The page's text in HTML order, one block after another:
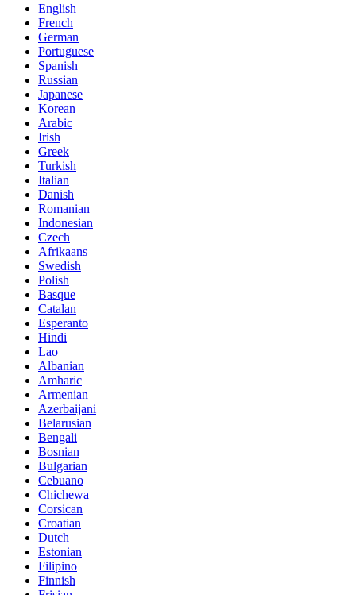
English
French
German
Portuguese
Spanish
Russian
Japanese
Korean
Arabic
Irish
Greek
Turkish
Italian
Danish
Romanian
Indonesian
Czech
Afrikaans
Swedish
Polish
Basque
Catalan
Esperanto
Hindi
Lao
Albanian
Amharic
Armenian
Azerbaijani
Belarusian
Bengali
Bosnian
Bulgarian
Cebuano
Chichewa
Corsican
Croatian
Dutch
Estonian
Filipino
Finnish